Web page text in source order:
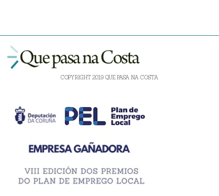
COPYRIGHT 2019 QUE PASA NA COSTA